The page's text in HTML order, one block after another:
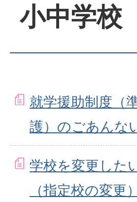
小中学校
就学援助制度（
護）のごあんな
学校を変更した
（指定校の変更）